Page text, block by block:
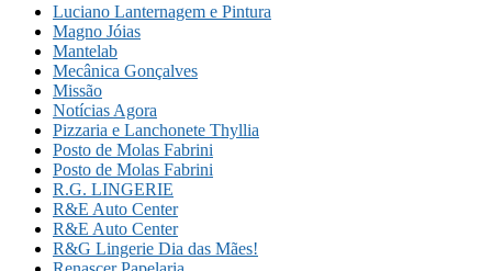
Luciano Lanternagem e Pintura
Magno Jóias
Mantelab
Mecânica Gonçalves
Missão
Notícias Agora
Pizzaria e Lanchonete Thyllia
Posto de Molas Fabrini
Posto de Molas Fabrini
R.G. LINGERIE
R&E Auto Center
R&E Auto Center
R&G Lingerie Dia das Mães!